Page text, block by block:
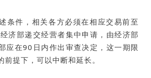
条件，相关各方必须在相应交易前至
济部递交经营者集中申请，由经济部
应在90日内作出审查决定，这一期限
提下，可以中断和延长。